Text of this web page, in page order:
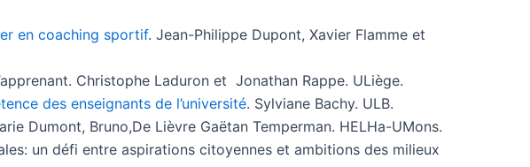
en coaching sportif. Jean-Philippe Dupont, Xavier Flamme et
Christophe Laduron et Jonathan Rappe. ULiège.
des enseignants de l’université. Sylviane Bachy. ULB.
Dumont, Bruno,De Lièvre Gaëtan Temperman. HELHa-UMons.
un défi entre aspirations citoyennes et ambitions des milieux